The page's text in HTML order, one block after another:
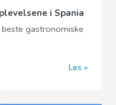
i Spania
gastronomiske
Les